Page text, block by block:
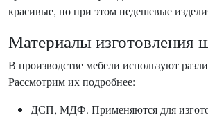
красивые, но при этом недешевые
Материалы изготовления
В производстве мебели используют
Рассмотрим их подробнее:
ДСП, МДФ. Применяются для